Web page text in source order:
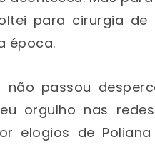
para cirurgia
época.
passou
orgulho nas
elogios de